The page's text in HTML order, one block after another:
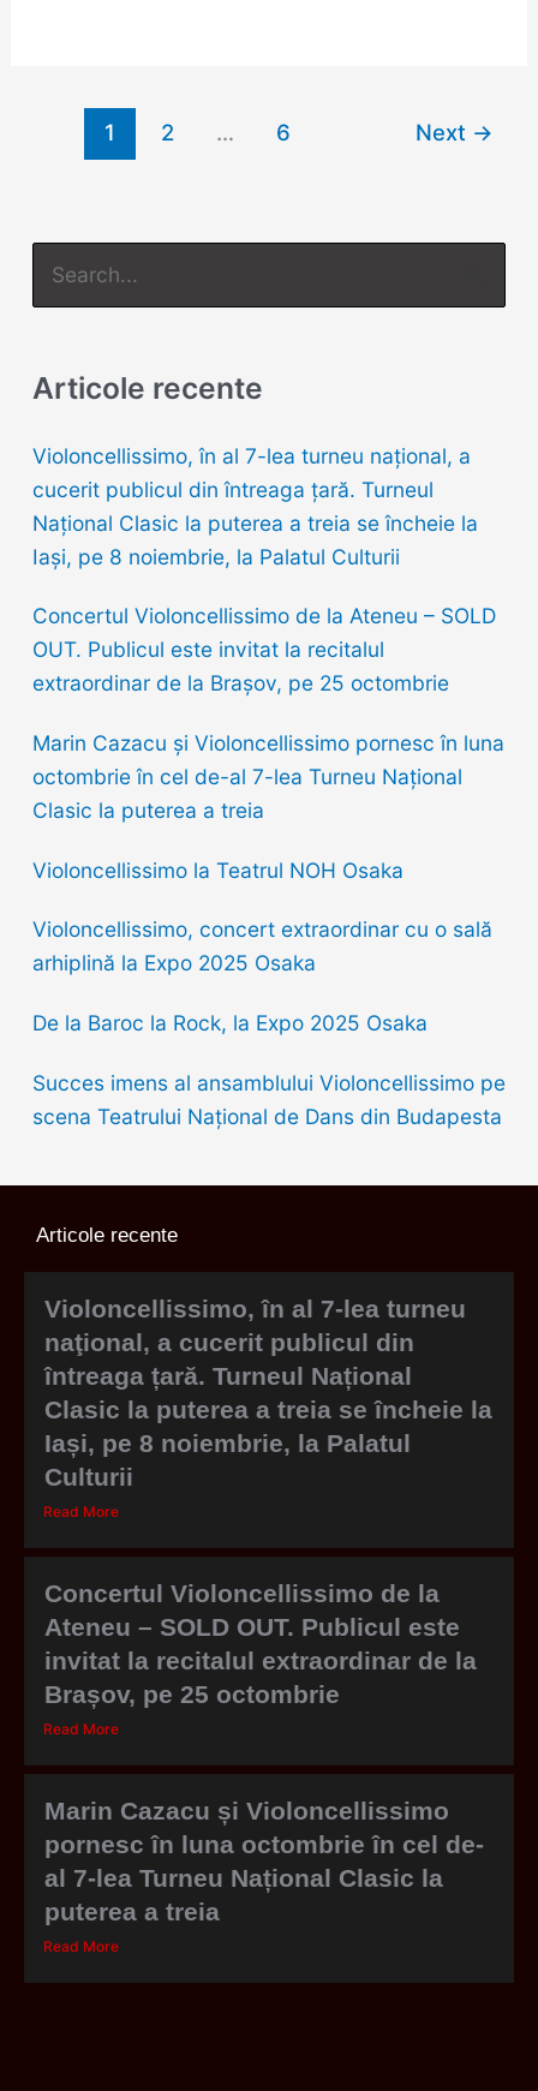
Turneul
a
1 2 … 6 Next →
e
r
h
f
o
r
Articole recente
Violoncellissimo, în al 7-lea turneu naţional, a
cucerit publicul din întreaga țară. Turneul
Național Clasic la puterea a treia se încheie la
Iași, pe 8 noiembrie, la Palatul Culturii
Concertul Violoncellissimo de la Ateneu – SOLD
OUT. Publicul este invitat la recitalul
extraordinar de la Brașov, pe 25 octombrie
Marin Cazacu și Violoncellissimo pornesc în luna
octombrie în cel de-al 7-lea Turneu Național
Clasic la puterea a treia
Violoncellissimo la Teatrul NOH Osaka
Violoncellissimo, concert extraordinar cu o sală
arhiplină la Expo 2025 Osaka
De la Baroc la Rock, la Expo 2025 Osaka
Succes imens al ansamblului Violoncellissimo pe
scena Teatrului Național de Dans din Budapesta
Articole recente
Violoncellissimo, în al 7-lea turneu
naţional, a cucerit publicul din
întreaga țară. Turneul Național
Clasic la puterea a treia se încheie la
Iași, pe 8 noiembrie, la Palatul
Culturii
Read More
Concertul Violoncellissimo de la
Ateneu – SOLD OUT. Publicul este
invitat la recitalul extraordinar de la
Brașov, pe 25 octombrie
Read More
Marin Cazacu și Violoncellissimo
pornesc în luna octombrie în cel de-
al 7-lea Turneu Național Clasic la
puterea a treia
Read More